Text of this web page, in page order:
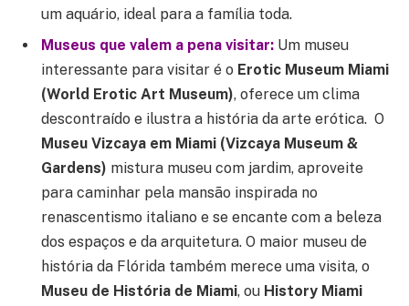
um aquário, ideal para a família toda.
Museus que valem a pena visitar: Um museu
interessante para visitar é o Erotic Museum Miami
(World Erotic Art Museum), oferece um clima
descontraído e ilustra a história da arte erótica. O
Museu Vizcaya em Miami (Vizcaya Museum &
Gardens) mistura museu com jardim, aproveite
para caminhar pela mansão inspirada no
renascentismo italiano e se encante com a beleza
dos espaços e da arquitetura. O maior museu de
história da Flórida também merece uma visita, o
Museu de História de Miami, ou History Miami